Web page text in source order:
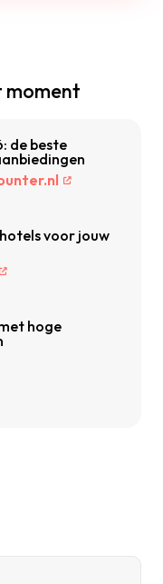
moment
de beste
voor jouw
hoge